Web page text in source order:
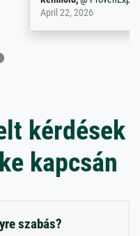
kérdések
kapcsán
szabás?